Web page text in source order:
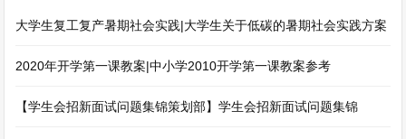
大学生复工复产暑期社会实践|大学生关于低碳的暑期社会实践方案
2020年开学第一课教案|中小学2010开学第一课教案参考
【学生会招新面试问题集锦策划部】学生会招新面试问题集锦